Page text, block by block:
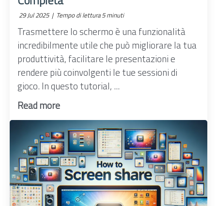
29 Jul 2025 | Tempo di lettura 5 minuti
Trasmettere lo schermo è una funzionalità
incredibilmente utile che può migliorare la tua
produttività, facilitare le presentazioni e
rendere più coinvolgenti le tue sessioni di
gioco. In questo tutorial, ...
Read more